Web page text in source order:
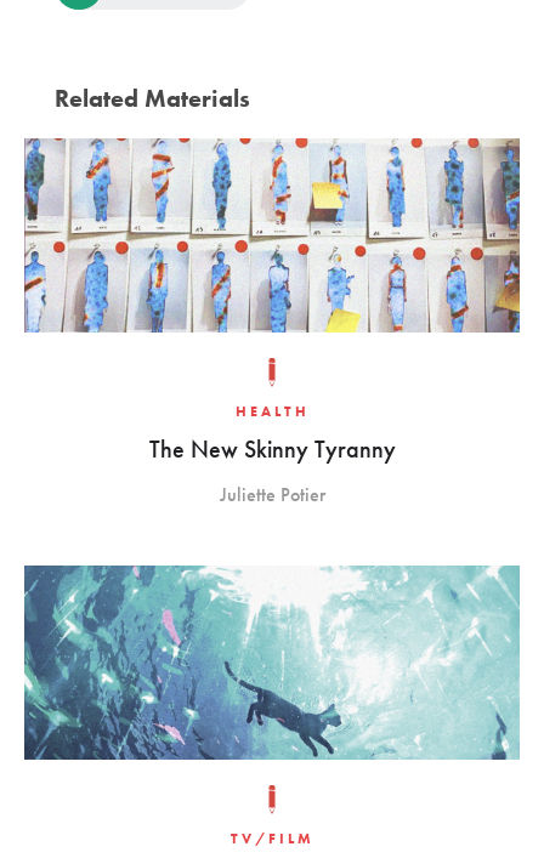
Related Materials
HEALTH
The New Skinny Tyranny
Juliette Potier
TV/FILM